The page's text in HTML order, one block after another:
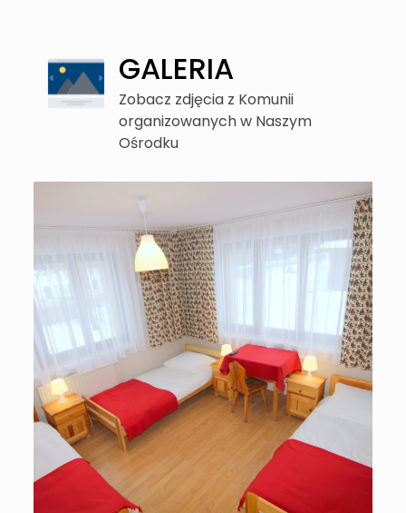
GALERIA
Zobacz zdjęcia z Komunii
organizowanych w Naszym
Ośrodku